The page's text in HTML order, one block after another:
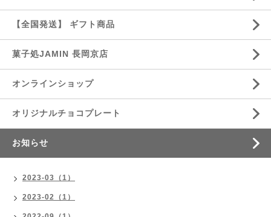
【全国発送】 ギフト商品
菓子処JAMIN 長岡京店
オンラインショップ
オリジナルチョコプレート
お知らせ
2023-03（1）
2023-02（1）